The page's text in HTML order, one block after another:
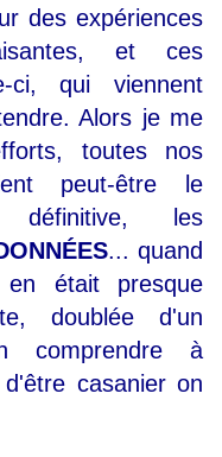
des expériences
et ces
ci, qui viennent
Alors je me
toutes nos
peut-être le
les
... quand
était presque
doublée d'un
comprendre à
casanier on